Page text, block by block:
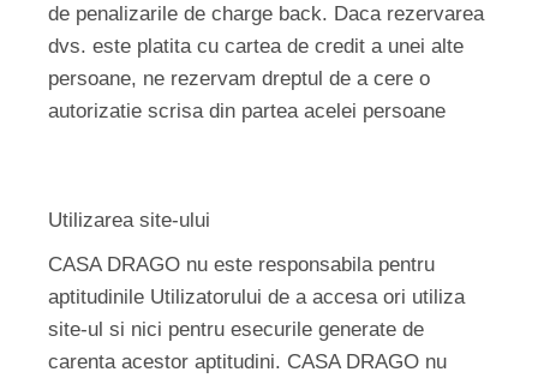
de penalizarile de charge back. Daca rezervarea
dvs. este platita cu cartea de credit a unei alte
persoane, ne rezervam dreptul de a cere o
autorizatie scrisa din partea acelei persoane
Utilizarea site-ului
CASA DRAGO nu este responsabila pentru
aptitudinile Utilizatorului de a accesa ori utiliza
site-ul si nici pentru esecurile generate de
carenta acestor aptitudini. CASA DRAGO nu